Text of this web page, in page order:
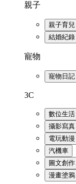
親子
親子育兒
結婚紀錄
寵物
寵物日記
3C
數位生活
攝影寫真
電玩動漫
汽機車
圖文創作
漫畫塗鴉